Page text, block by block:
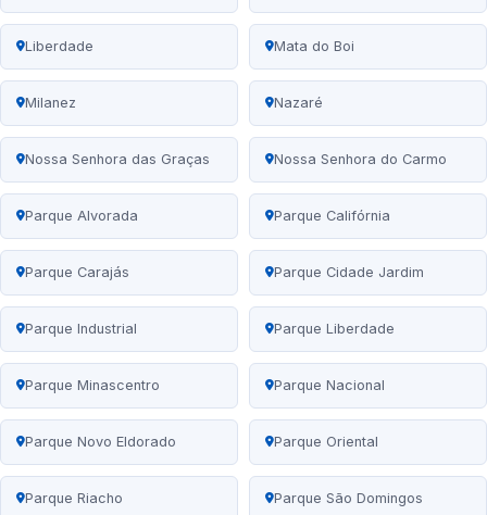
Liberdade Mata do Boi
Milanez Nazaré
Nossa Senhora das Graças Nossa Senhora do Carmo
Parque Alvorada Parque Califórnia
Parque Carajás Parque Cidade Jardim
Parque Industrial Parque Liberdade
Parque Minascentro Parque Nacional
Parque Novo Eldorado Parque Oriental
Parque Riacho Parque São Domingos